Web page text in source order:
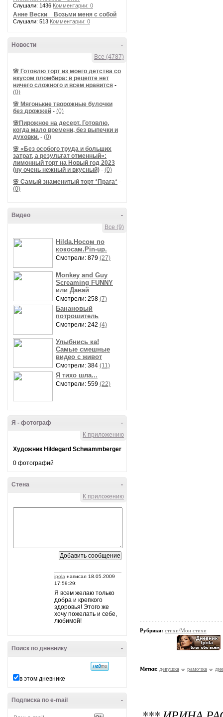
Слушали: 1436 Комментарии: 0
Анне Вески _ Возьми меня с собой
Слушали: 513 Комментарии: 0
-
Новости
Все (4787)
🌸 Готовлю торт из моего детства со
вкусом пломбира: в рецепте нет
ничего сложного и всем нравится -
(0)
🌸 Мягонькие творожные булочки
без дрожжей - (0)
🌸Пирожное на десерт. Готовлю,
когда мало времени, без выпечки и
духовки. - (0)
🌸 «Без особого труда и больших
затрат, а результат отменный»:
лимонный торт на Новый год 2023
(ну очень нежный и вкусный) - (0)
🌸 Самый знаменитый торт *Прага* -
(0)
-
Видео
Все (9)
Hilda.Носом по
кокосам.Pin-up.
Смотрели: 879 (27)
Monkey and Guy
Screaming FUNNY
или Давай
Смотрели: 258 (7)
Банановый
потрошитель
Смотрели: 242 (4)
Улыбнись ка!
Самые смешные
видео с живот
Смотрели: 384 (11)
Я тихо шла...
Смотрели: 559 (22)
-
Я - фотограф
К приложению
Художник Hildegard Schwammberger
0 фотографий
-
Стена
К приложению
ipola написал 18.05.2009
17:59:29:
Я всем желаю только
добра и крепкого
здоровья! Этого же
хочу пожелать и себе,
любимой!
-
Поиск по дневнику
в этом дневнике
-
Подписка по e-mail
Рубрики: стихи/Мои стихи
Метки: девушка рамочка